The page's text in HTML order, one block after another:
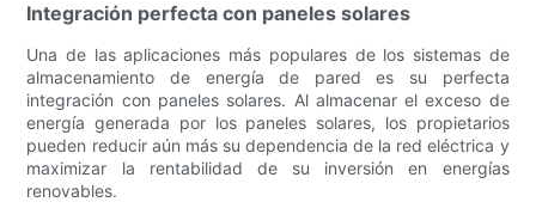
Integración perfecta con paneles solares
Una de las aplicaciones más populares de los sistemas de
almacenamiento de energía de pared es su perfecta
integración con paneles solares. Al almacenar el exceso de
energía generada por los paneles solares, los propietarios
pueden reducir aún más su dependencia de la red eléctrica y
maximizar la rentabilidad de su inversión en energías
renovables.